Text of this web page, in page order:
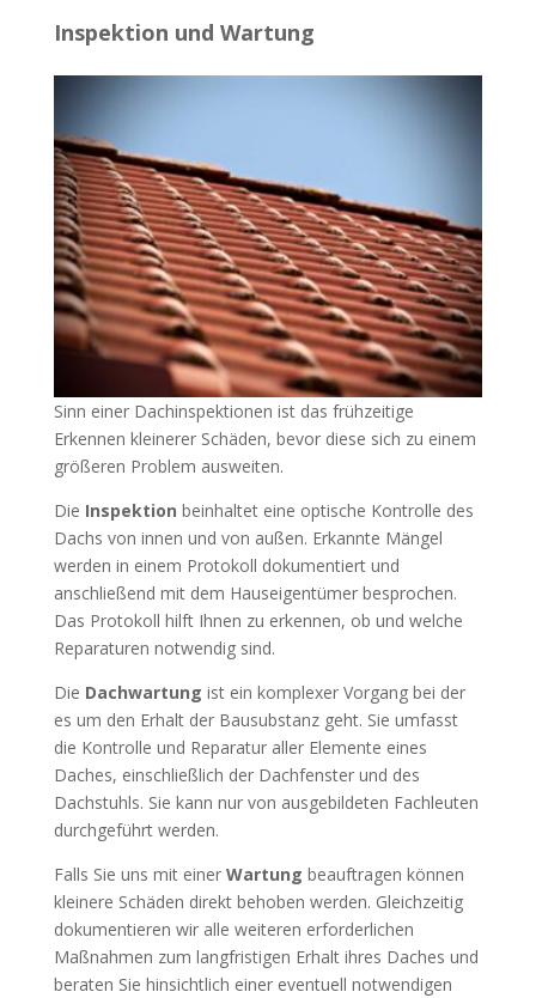
Inspektion und Wartung
Sinn einer Dachinspektionen ist das frühzeitige
Erkennen kleinerer Schäden, bevor diese sich zu einem
größeren Problem ausweiten.
Die Inspektion beinhaltet eine optische Kontrolle des
Dachs von innen und von außen. Erkannte Mängel
werden in einem Protokoll dokumentiert und
anschließend mit dem Hauseigentümer besprochen.
Das Protokoll hilft Ihnen zu erkennen, ob und welche
Reparaturen notwendig sind.
Die Dachwartung ist ein komplexer Vorgang bei der
es um den Erhalt der Bausubstanz geht. Sie umfasst
die Kontrolle und Reparatur aller Elemente eines
Daches, einschließlich der Dachfenster und des
Dachstuhls. Sie kann nur von ausgebildeten Fachleuten
durchgeführt werden.
Falls Sie uns mit einer Wartung beauftragen können
kleinere Schäden direkt behoben werden. Gleichzeitig
dokumentieren wir alle weiteren erforderlichen
Maßnahmen zum langfristigen Erhalt ihres Daches und
beraten Sie hinsichtlich einer eventuell notwendigen